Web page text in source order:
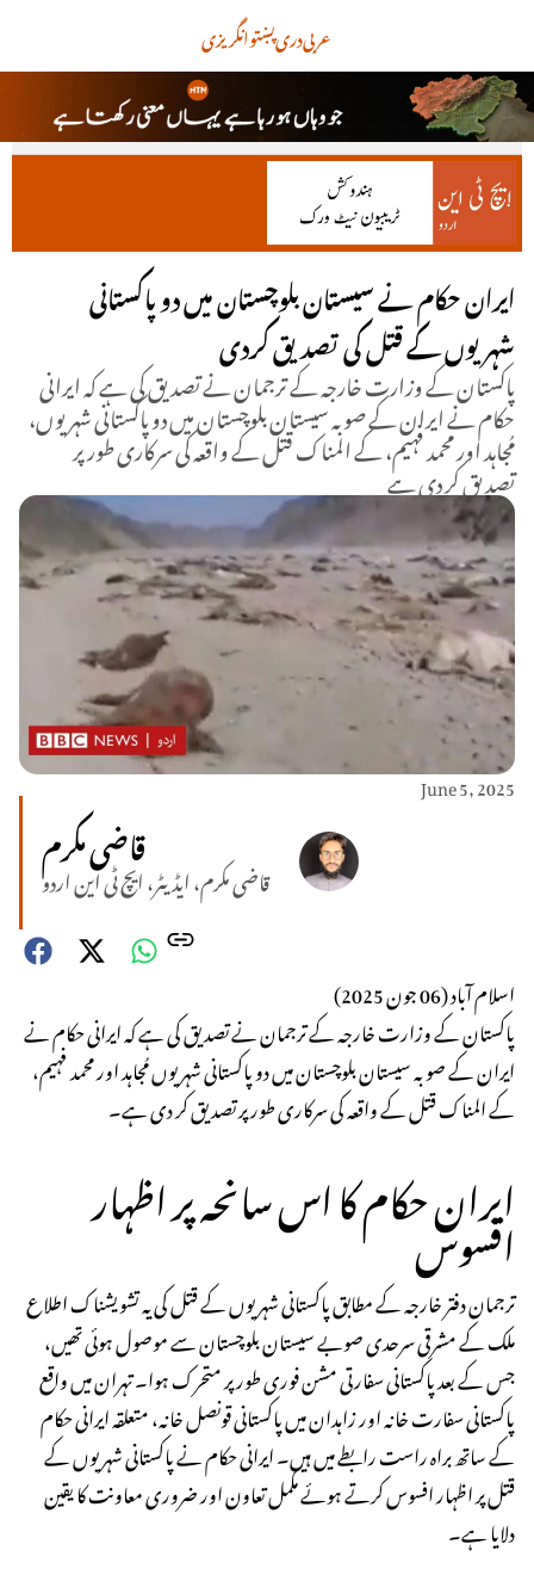
انگریزیپښتودریعربی
ایران حکام نے سیستان بلوچستان میں دو پاکستانی
شہریوں کے قتل کی تصدیق کردی
پاکستان کے وزارت خارجہ کے ترجمان نے تصدیق کی ہے کہ ایرانی
حکام نے ایران کے صوبہ سیستان بلوچستان میں دو پاکستانی شہریوں،
مُجاہد اور محمد فہیم، کے المناک قتل کے واقعہ کی سرکاری طور پر
تصدیق کر دی ہے
June 5, 2025
قاضی مکرم
قاضی مکرم، ایڈیٹر، ایچ ٹی این اردو
اسلام آباد (06 جون 2025)
پاکستان کے وزارت خارجہ کے ترجمان نے تصدیق کی ہے کہ ایرانی حکام نے
ایران کے صوبہ سیستان بلوچستان میں دو پاکستانی شہریوں مُجاہد اور محمد فہیم،
کے المناک قتل کے واقعہ کی سرکاری طور پر تصدیق کر دی ہے۔
ایران حکام کا اس سانحہ پر اظہار
افسوس
ترجمان دفتر خارجہ کے مطابق پاکستانی شہریوں کے قتل کی یہ تشویشناک اطلاع
ملک کے مشرقی سرحدی صوبے سیستان بلوچستان سے موصول ہوئی تھیں،
جس کے بعد پاکستانی سفارتی مشن فوری طور پر متحرک ہوا۔ تہران میں واقع
پاکستانی سفارت خانہ اور زاہدان میں پاکستانی قونصل خانہ، متعلقہ ایرانی حکام
کے ساتھ براہ راست رابطے میں ہیں۔ ایرانی حکام نے پاکستانی شہریوں کے
قتل پر اظہار افسوس کرتے ہوئے مکمل تعاون اور ضروری معاونت کا یقین
دلایا ہے۔